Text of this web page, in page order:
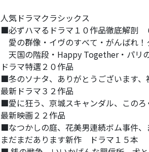
人気ドラマクラシックス
■必ずハマるドラマ１０作品徹底解剖
愛の群像・イヴのすべて・がんばれ
天国の階段・Happy Together・パリ
ドラマ特選２０作品
■冬のソナタ、ありがとうございます
最新ドラマ３２作品
■愛に狂う、京城スキャンダル、この
最新映画２２作品
■なつかしの庭、花美男連続ボム事件
まだまだあります新作 ドラマ１５本